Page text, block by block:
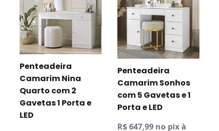
Penteadeira
Camarim Nina
Quarto com 2
Gavetas 1 Porta e
LED
Penteadeira
Camarim Sonhos
com 5 Gavetas e 1
Porta e LED
R$ 647,99 no pix à